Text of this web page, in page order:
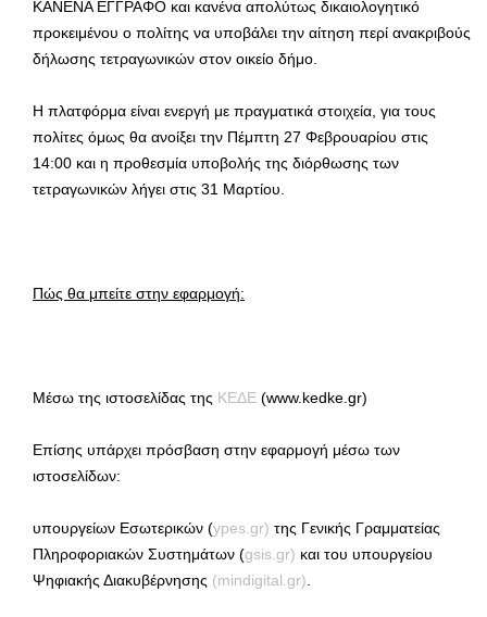
ΚΑΝΕΝΑ ΕΓΓΡΑΦΟ και κανένα απολύτως δικαιολογητικό
προκειμένου ο πολίτης να υποβάλει την αίτηση περί ανακριβούς
δήλωσης τετραγωνικών στον οικείο δήμο.
Η πλατφόρμα είναι ενεργή με πραγματικά στοιχεία, για τους
πολίτες όμως θα ανοίξει την Πέμπτη 27 Φεβρουαρίου στις
14:00 και η προθεσμία υποβολής της διόρθωσης των
τετραγωνικών λήγει στις 31 Μαρτίου.
Πώς θα μπείτε στην εφαρμογή:
Μέσω της ιστοσελίδας της ΚΕΔΕ (www.kedke.gr)
Επίσης υπάρχει πρόσβαση στην εφαρμογή μέσω των
ιστοσελίδων:
υπουργείων Εσωτερικών (ypes.gr) της Γενικής Γραμματείας
Πληροφοριακών Συστημάτων (gsis.gr) και του υπουργείου
Ψηφιακής Διακυβέρνησης (mindigital.gr)